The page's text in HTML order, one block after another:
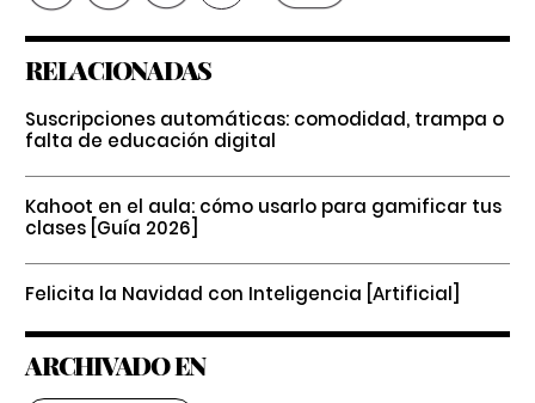
RELACIONADAS
Suscripciones automáticas: comodidad, trampa o
falta de educación digital
Kahoot en el aula: cómo usarlo para gamificar tus
clases [Guía 2026]
Felicita la Navidad con Inteligencia [Artificial]
ARCHIVADO EN